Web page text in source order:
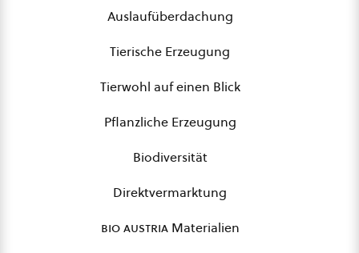
Auslaufüberdachung
Tierische Erzeugung
Tierwohl auf einen Blick
Pflanzliche Erzeugung
Biodiversität
Direktvermarktung
bio austriaMaterialien